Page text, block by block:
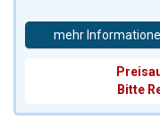
mehr
Bitte